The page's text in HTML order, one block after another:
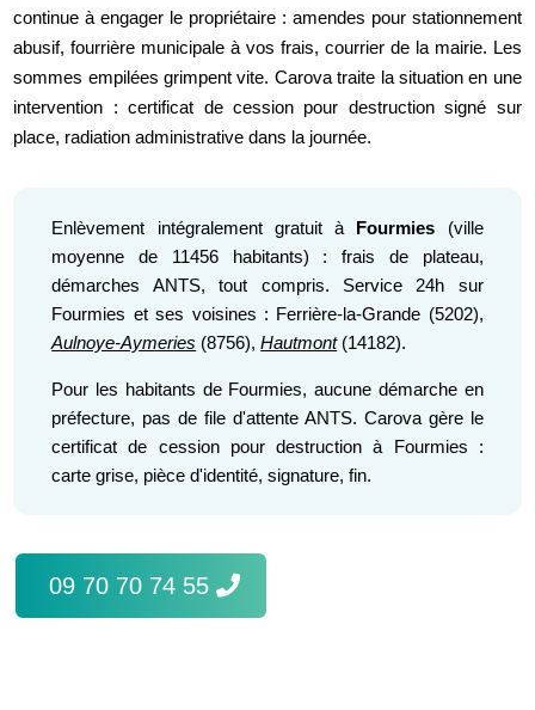
continue à engager le propriétaire : amendes pour stationnement
abusif, fourrière municipale à vos frais, courrier de la mairie. Les
sommes empilées grimpent vite. Carova traite la situation en une
intervention : certificat de cession pour destruction signé sur
place, radiation administrative dans la journée.
Enlèvement intégralement gratuit à Fourmies (ville
moyenne de 11456 habitants) : frais de plateau,
démarches ANTS, tout compris. Service 24h sur
Fourmies et ses voisines : Ferrière-la-Grande (5202),
Aulnoye-Aymeries (8756),Hautmont(14182).
Pour les habitants de Fourmies, aucune démarche en
préfecture, pas de file d'attente ANTS. Carova gère le
certificat de cession pour destruction à Fourmies :
carte grise, pièce d'identité, signature, fin.
09 70 70 74 55